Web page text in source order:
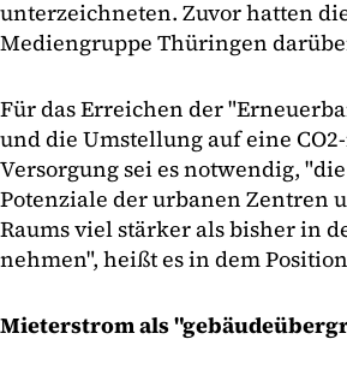
unterzeichneten. Zuvor hatten
Mediengruppe Thüringen
Für das Erreichen der
und die Umstellung auf eine
Versorgung sei es notwendig,
Potenziale der urbanen Zentren
Raums viel stärker als bisher in
nehmen", heißt es in dem
Mieterstrom als